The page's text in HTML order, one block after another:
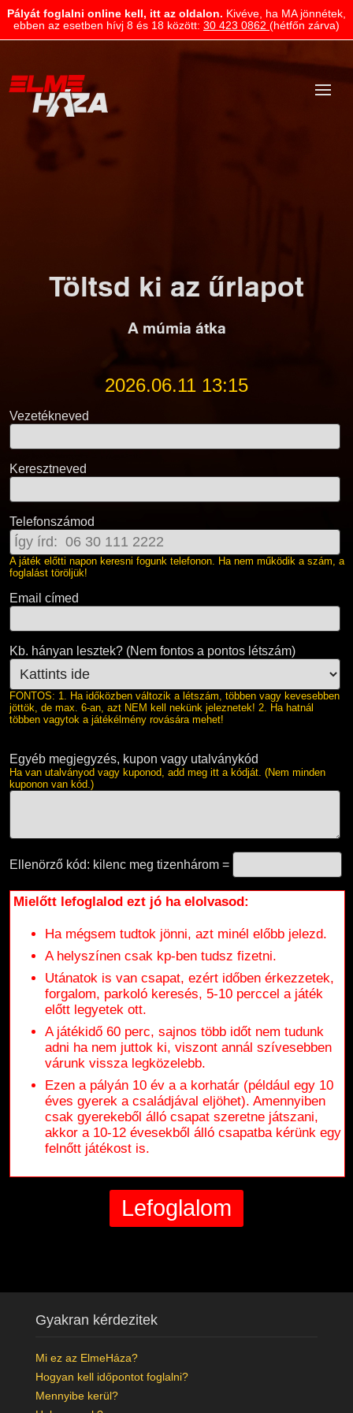
Pályát foglalni online kell, itt az oldalon. Kivéve, ha MA jönnétek,
ebben az esetben hívj 8 és 18 között: 30 423 0862 (hétfőn zárva)
Töltsd ki az űrlapot
A múmia átka
2026.06.11 13:15
Vezetékneved
Keresztneved
Telefonszámod
A játék előtti napon keresni fogunk telefonon. Ha nem működik a szám, a
foglalást töröljük!
Email címed
Kb. hányan lesztek? (Nem fontos a pontos létszám)
FONTOS: 1. Ha időközben változik a létszám, többen vagy kevesebben
jöttök, de max. 6-an, azt NEM kell nekünk jeleznetek! 2. Ha hatnál
többen vagytok a játékélmény rovására mehet!
Egyéb megjegyzés, kupon vagy utalványkód
Ha van utalványod vagy kuponod, add meg itt a kódját. (Nem minden
kuponon van kód.)
Ellenörző kód: kilenc meg tizenhárom =
Mielőtt lefoglalod ezt jó ha elolvasod:
Ha mégsem tudtok jönni, azt minél előbb jelezd.
A helyszínen csak kp-ben tudsz fizetni.
Utánatok is van csapat, ezért időben érkezzetek,
forgalom, parkoló keresés, 5-10 perccel a játék
előtt legyetek ott.
A játékidő 60 perc, sajnos több időt nem tudunk
adni ha nem juttok ki, viszont annál szívesebben
várunk vissza legközelebb.
Ezen a pályán 10 év a a korhatár (például egy 10
éves gyerek a családjával eljöhet). Amennyiben
csak gyerekeből álló csapat szeretne játszani,
akkor a 10-12 évesekből álló csapatba kérünk egy
felnőtt játékost is.
Gyakran kérdezitek
Mi ez az ElmeHáza?
Hogyan kell időpontot foglalni?
Mennyibe kerül?